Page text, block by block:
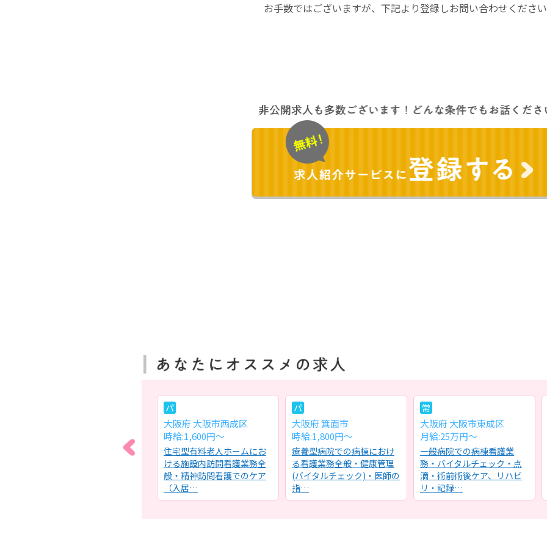
お手数ではございますが、下記より登録しお問い合わせください
介護付有料老人ホームにお
パ
大阪府 大阪市西成区
時給:1,600円～
住宅型有料老人ホームにお
ける施設内訪問看護業務全
般・精神訪問看護でのケア
（入居…
パ
大阪府 箕面市
時給:1,800円～
療養型病院での病棟におけ
る看護業務全般・健康管理
(バイタルチェック)・医師の
指…
常
大阪府 大阪市東成区
月給:25万円～
一般病院での病棟看護業
務・バイタルチェック・点
滴・術前術後ケア、リハビ
リ・記録…